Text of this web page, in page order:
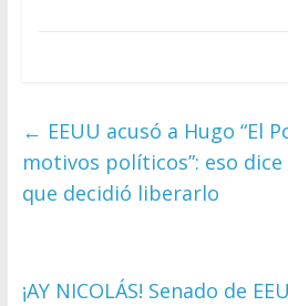
← EEUU acusó a Hugo “El
motivos políticos”: eso
que decidió liberarlo
¡AY NICOLÁS! Senado de